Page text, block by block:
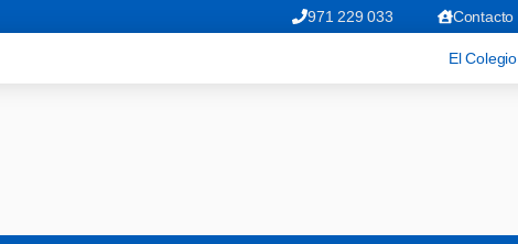
971 229 033 Contacto
El Colegio